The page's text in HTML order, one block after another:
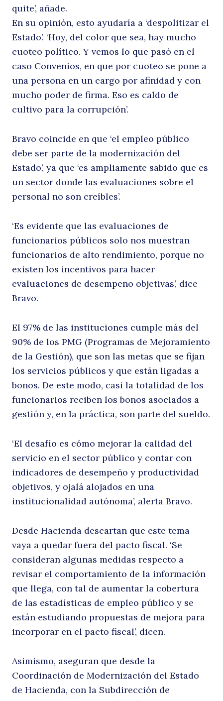
quite’, añade.
En su opinión, esto ayudaría a ‘despolitizar el
Estado’. ‘Hoy, del color que sea, hay mucho
cuoteo político. Y vemos lo que pasó en el
caso Convenios, en que por cuoteo se pone a
una persona en un cargo por afinidad y con
mucho poder de firma. Eso es caldo de
cultivo para la corrupción’.
Bravo coincide en que ‘el empleo público
debe ser parte de la modernización del
Estado’, ya que ‘es ampliamente sabido que es
un sector donde las evaluaciones sobre el
personal no son creíbles’.
‘Es evidente que las evaluaciones de
funcionarios públicos solo nos muestran
funcionarios de alto rendimiento, porque no
existen los incentivos para hacer
evaluaciones de desempeño objetivas’, dice
Bravo.
El 97% de las instituciones cumple más del
90% de los PMG (Programas de Mejoramiento
de la Gestión), que son las metas que se fijan
los servicios públicos y que están ligadas a
bonos. De este modo, casi la totalidad de los
funcionarios reciben los bonos asociados a
gestión y, en la práctica, son parte del sueldo.
‘El desafío es cómo mejorar la calidad del
servicio en el sector público y contar con
indicadores de desempeño y productividad
objetivos, y ojalá alojados en una
institucionalidad autónoma’, alerta Bravo.
Desde Hacienda descartan que este tema
vaya a quedar fuera del pacto fiscal. ‘Se
consideran algunas medidas respecto a
revisar el comportamiento de la información
que llega, con tal de aumentar la cobertura
de las estadísticas de empleo público y se
están estudiando propuestas de mejora para
incorporar en el pacto fiscal’, dicen.
Asimismo, aseguran que desde la
Coordinación de Modernización del Estado
de Hacienda, con la Subdirección de